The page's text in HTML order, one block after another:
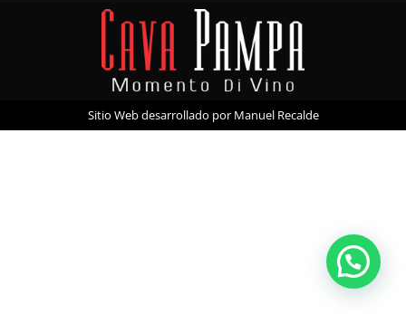
Sitio Web desarrollado por Manuel Recalde